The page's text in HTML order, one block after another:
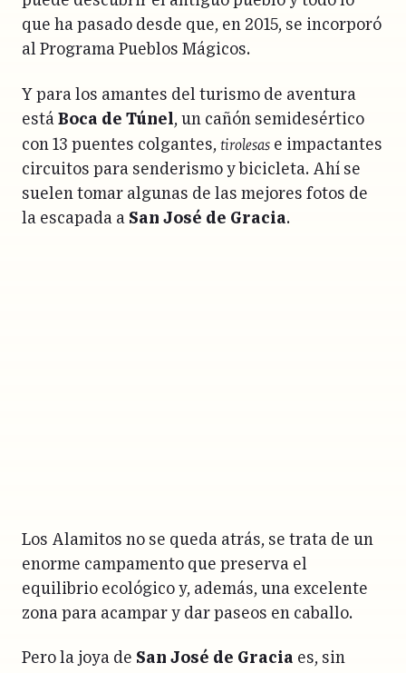
que ha pasado desde que, en 2015, se incorporó
al Programa Pueblos Mágicos.
Y para los amantes del turismo de aventura
está Boca de Túnel, un cañón semidesértico
con 13 puentes colgantes, tirolesas e impactantes
circuitos para senderismo y bicicleta. Ahí se
suelen tomar algunas de las mejores fotos de
la escapada a San José de Gracia.
Los Alamitos no se queda atrás, se trata de un
enorme campamento que preserva el
equilibrio ecológico y, además, una excelente
zona para acampar y dar paseos en caballo.
Pero la joya de San José de Gracia es, sin